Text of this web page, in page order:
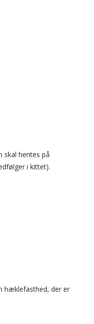
skal hentes på
i kittet).
hæklefasthed, der er